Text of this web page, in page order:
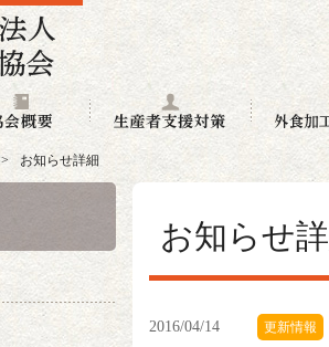
> お知らせ詳細
お知らせ
2016/04/14 更新情報